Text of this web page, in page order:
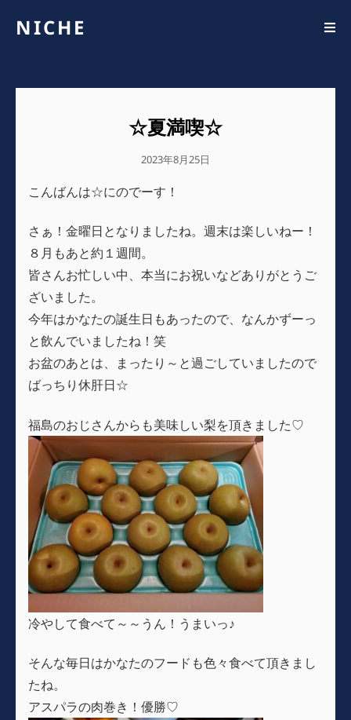
NICHE
☆夏満喫☆
公
日
2023年8月25日
こんばんは☆にのでーす！
さぁ！金曜日となりましたね。週末は楽しいねー！
８月もあと約１週間。
皆さんお忙しい中、本当にお祝いなどありがとうご
ざいました。
今年はかなたの誕生日もあったので、なんかずーっ
と飲んでいましたね！笑
お盆のあとは、まったり～と過ごしていましたので
ばっちり休肝日☆
福島のおじさんからも美味しい梨を頂きました♡
冷やして食べて～～うん！うまいっ♪
そんな毎日はかなたのフードも色々食べて頂きまし
たね。
アスパラの肉巻き！優勝♡